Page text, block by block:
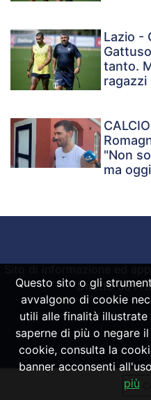
Lazio -
tanto.
ragazzi
"Non
ma
Diretto da
Powered
Questo sito o gli
avvalgono di cookie
utili alle finalità
saperne di più o negare
cookie, consulta la
banner acconsenti
più